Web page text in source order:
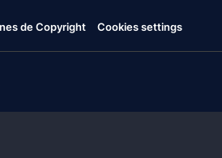
de Copyright Cookies settings